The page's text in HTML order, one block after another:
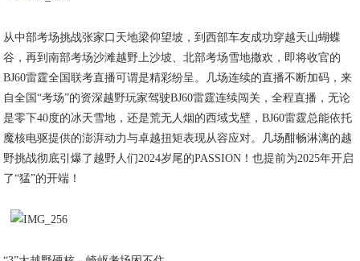
从中部考场挑战张家口天地梁仰望坡，到西部车友成功穿越天山蝴蝶
谷，再到南部考场沙滩越野上沙坡、北部考场雪地撒欢，即将收官的
BJ60雷霆全国联考直播可谓是精彩纷呈。几场连续的直播不断加码，来
自全国“考场”的资深越野玩家驾驶BJ60雷霆连续闯关，全程直播，无论
是零下40度的冰天雪地，还是荒无人烟的西域戈壁，BJ60雷霆总能依托
魔核电驱提供的澎湃动力与卓越扭矩表现从容应对。几场酣畅淋漓的越
野挑战彻底引爆了越野人们2024岁尾的PASSION！也提前为2025年开启
了“猛”的开端！